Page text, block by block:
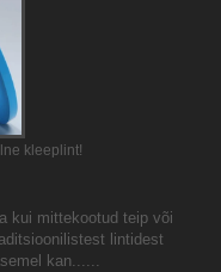
kleeplint!
kui mittekootud teip või
lintidest
kan......